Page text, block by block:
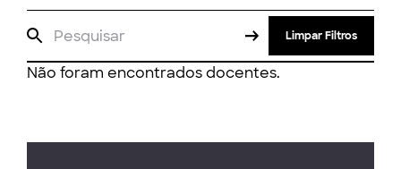
Limpar Filtros
Não foram encontrados docentes.